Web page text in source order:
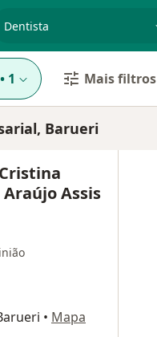
• 1 Mais filtros
Barueri
Assis
• Mapa